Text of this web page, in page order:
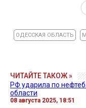
ОДЕССКАЯ ОБЛАСТЬ
ЧИТАЙТЕ ТАКОЖ »
РФ ударила по
области
08 августа 2025, 18:51